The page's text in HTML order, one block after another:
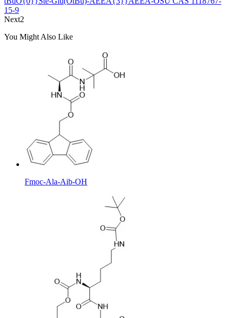
15-9
Next2
You Might Also Like
Fmoc-Ala-Aib-OH